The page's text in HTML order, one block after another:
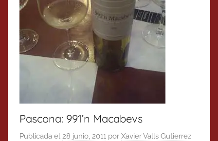
Pascona: 991’n Macabevs
Publicada el 28 junio, 2011 por Xavier Valls Gutierrez